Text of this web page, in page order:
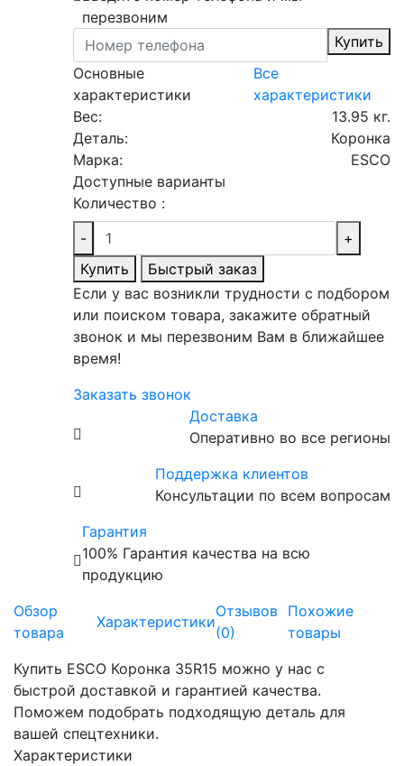
перезвоним
Купить
Основные
характеристики
Все
характеристики
Вес:
13.95 кг.
Деталь:
Коронка
Марка:
ESCO
Доступные варианты
Количество :
-
+
Купить
Быстрый заказ
Если у вас возникли трудности с подбором
или поиском товара, закажите обратный
звонок и мы перезвоним Вам в ближайшее
время!
Заказать звонок
Доставка
Оперативно во все регионы
Поддержка клиентов
Консультации по всем вопросам
Гарантия
100% Гарантия качества на всю
продукцию
Обзор
товара
Характеристики
Отзывов
(0)
Похожие
товары
Купить ESCO Коронка 35R15 можно у нас с
быстрой доставкой и гарантией качества.
Поможем подобрать подходящую деталь для
вашей спецтехники.
Характеристики